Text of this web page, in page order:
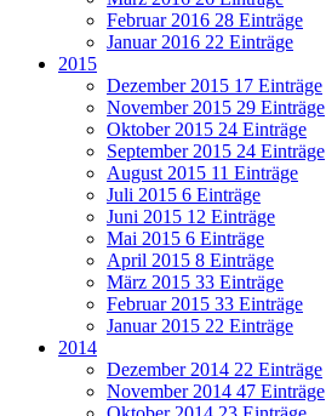
Februar 2016 28 Einträge
Januar 2016 22 Einträge
2015
Dezember 2015 17 Einträge
November 2015 29 Einträge
Oktober 2015 24 Einträge
September 2015 24 Einträge
August 2015 11 Einträge
Juli 2015 6 Einträge
Juni 2015 12 Einträge
Mai 2015 6 Einträge
April 2015 8 Einträge
März 2015 33 Einträge
Februar 2015 33 Einträge
Januar 2015 22 Einträge
2014
Dezember 2014 22 Einträge
November 2014 47 Einträge